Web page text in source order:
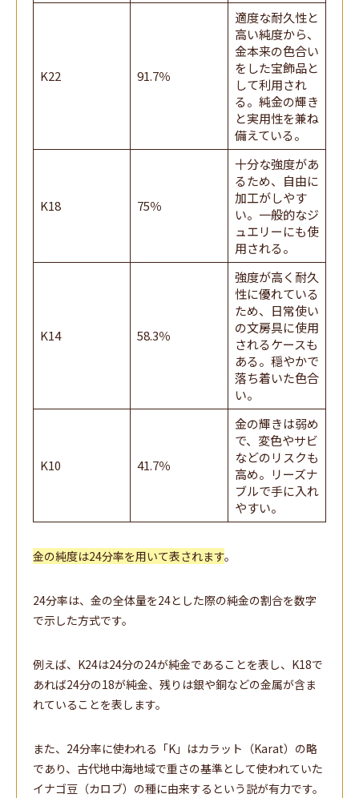
K22 91.7％
適度な耐久性と
高い純度から、
金本来の色合い
をした宝飾品と
して利用され
る。純金の輝き
と実用性を兼ね
備えている。
K18 75％
十分な強度があ
るため、自由に
加工がしやす
い。一般的なジ
ュエリーにも使
用される。
K14 58.3％
強度が高く耐久
性に優れている
ため、日常使い
の文房具に使用
されるケースも
ある。穏やかで
落ち着いた色合
い。
K10 41.7％
金の輝きは弱め
で、変色やサビ
などのリスクも
高め。リーズナ
ブルで手に入れ
やすい。
金の純度は24分率を用いて表されます。
24分率は、金の全体量を24とした際の純金の割合を数字
で示した方式です。
例えば、K24は24分の24が純金であることを表し、K18で
あれば24分の18が純金、残りは銀や銅などの金属が含ま
れていることを表します。
また、24分率に使われる「K」はカラット（Karat）の略
であり、古代地中海地域で重さの基準として使われていた
イナゴ豆（カロブ）の種に由来するという説が有力です。